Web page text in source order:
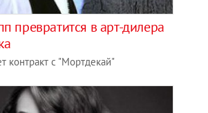
превратится в арт-дилера
контракт с "Мортдекай"